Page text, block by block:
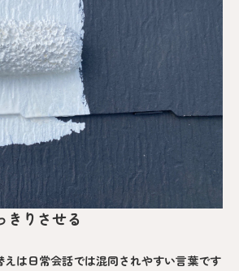
きりさせる
は日常会話では混同されやすい言葉です